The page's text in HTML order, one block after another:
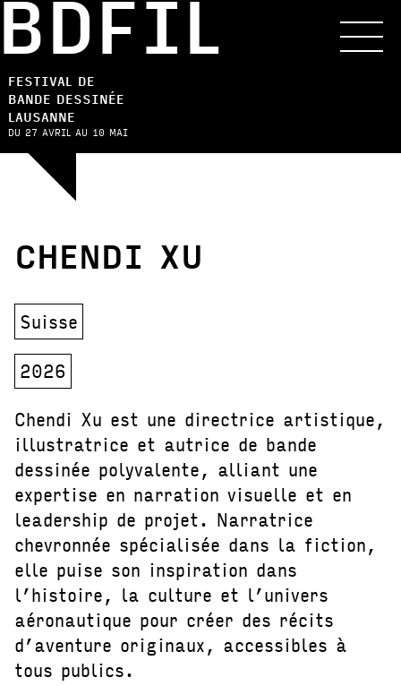
FESTIVAL DE
BANDE DESSINÉE
LAUSANNE
DU 27 AVRIL AU 10 MAI
CHENDI XU
Suisse
2026
Chendi Xu est une directrice artistique,
illustratrice et autrice de bande
dessinée polyvalente, alliant une
expertise en narration visuelle et en
leadership de projet. Narratrice
chevronnée spécialisée dans la fiction,
elle puise son inspiration dans
l’histoire, la culture et l’univers
aéronautique pour créer des récits
d’aventure originaux, accessibles à
tous publics.